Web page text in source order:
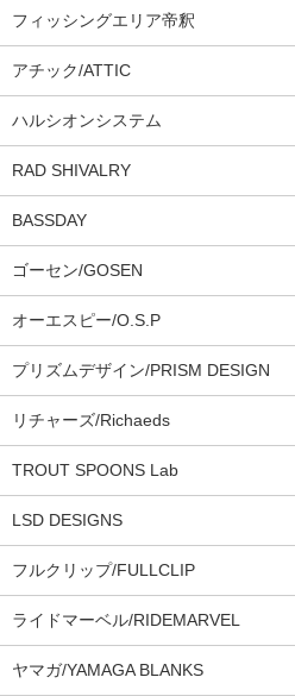
フィッシングエリア帝釈
アチック/ATTIC
ハルシオンシステム
RAD SHIVALRY
BASSDAY
ゴーセン/GOSEN
オーエスピー/O.S.P
プリズムデザイン/PRISM DESIGN
リチャーズ/Richaeds
TROUT SPOONS Lab
LSD DESIGNS
フルクリップ/FULLCLIP
ライドマーベル/RIDEMARVEL
ヤマガ/YAMAGA BLANKS